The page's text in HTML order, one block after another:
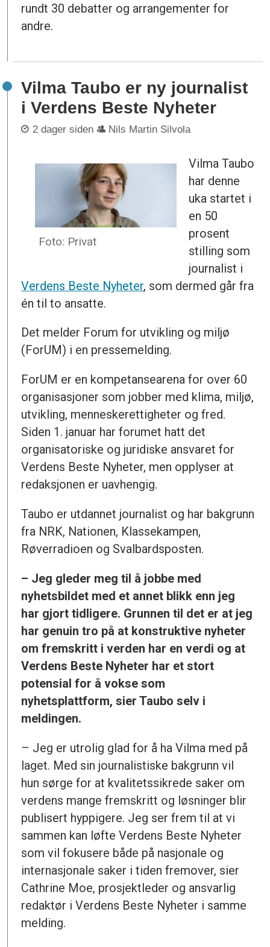
rundt 30 debatter og arrangementer for
andre.
Vilma Taubo er ny journalist
i Verdens Beste Nyheter
2 dager siden Nils Martin Silvola
Foto: Privat
Vilma Taubo
har denne
uka startet i
en 50
prosent
stilling som
journalist i
Verdens Beste Nyheter, som dermed går fra
én til to ansatte.
Det melder Forum for utvikling og miljø
(ForUM) i en pressemelding.
ForUM er en kompetansearena for over 60
organisasjoner som jobber med klima, miljø,
utvikling, menneskerettigheter og fred.
Siden 1. januar har forumet hatt det
organisatoriske og juridiske ansvaret for
Verdens Beste Nyheter, men opplyser at
redaksjonen er uavhengig.
Taubo er utdannet journalist og har bakgrunn
fra NRK, Nationen, Klassekampen,
Røverradioen og Svalbardsposten.
– Jeg gleder meg til å jobbe med
nyhetsbildet med et annet blikk enn jeg
har gjort tidligere. Grunnen til det er at jeg
har genuin tro på at konstruktive nyheter
om fremskritt i verden har en verdi og at
Verdens Beste Nyheter har et stort
potensial for å vokse som
nyhetsplattform, sier Taubo selv i
meldingen.
– Jeg er utrolig glad for å ha Vilma med på
laget. Med sin journalistiske bakgrunn vil
hun sørge for at kvalitetssikrede saker om
verdens mange fremskritt og løsninger blir
publisert hyppigere. Jeg ser frem til at vi
sammen kan løfte Verdens Beste Nyheter
som vil fokusere både på nasjonale og
internasjonale saker i tiden fremover, sier
Cathrine Moe, prosjektleder og ansvarlig
redaktør i Verdens Beste Nyheter i samme
melding.